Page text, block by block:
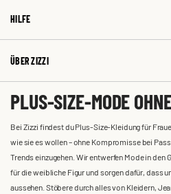
HILFE
ÜBER ZIZZI
PLUS-SIZE-MODE
Bei Zizzi findest du Plus-Size-Kleidung für
wie sie es wollen – ohne Kompromisse bei
Trends einzugehen. Wir entwerfen Mode in
für die weibliche Figur und sorgen dafür, dass
aussehen. Stöbere durch alles von Kleidern,